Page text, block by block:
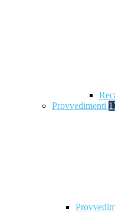
Provvedimenti